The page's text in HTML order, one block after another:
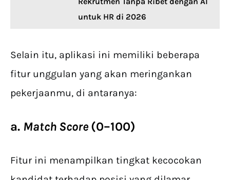
untuk HR di 2026
Selain itu, aplikasi ini memiliki beberapa
fitur unggulan yang akan meringankan
pekerjaanmu, di antaranya:
a. Match Score (0–100)
Fitur ini menampilkan tingkat kecocokan